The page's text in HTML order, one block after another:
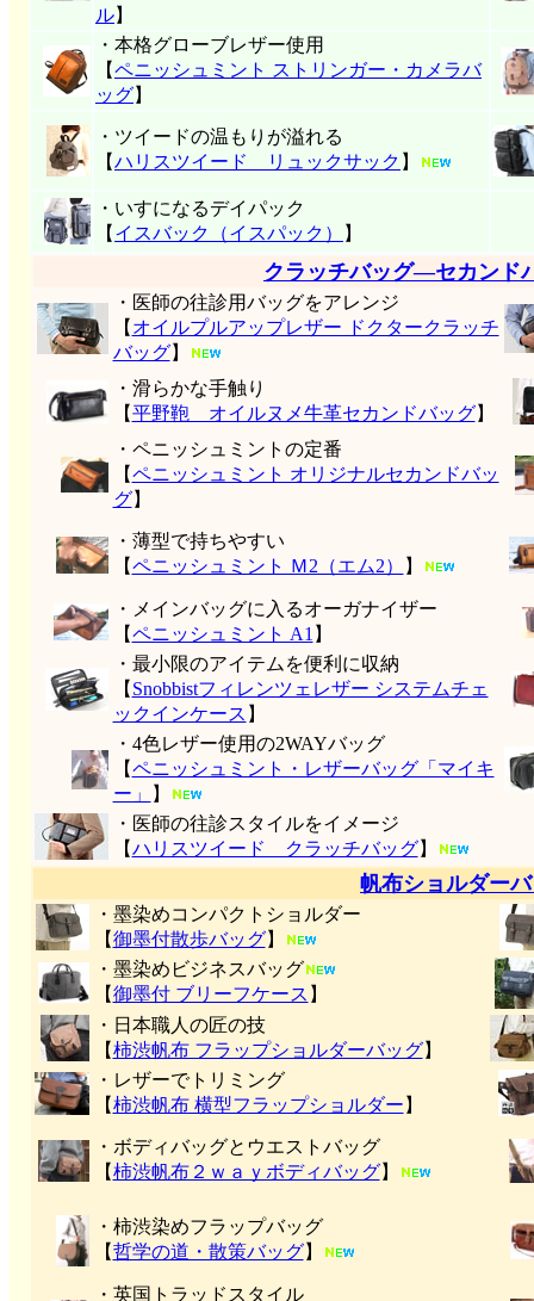
ル】
・本格グローブレザー使用
【ペニッシュミント ストリンガー・カメラバ
ッグ】
・ツイードの温もりが溢れる
【ハリスツイード リュックサック 】
・いすになるデイパック
【 イスバック（イスパック） 】
クラッチバッグ―セカンド
・医師の往診用バッグをアレンジ
【 オイルプルアップレザー ドクタークラッチ
バッグ】
・滑らかな手触り
【平野鞄 オイルヌメ牛革セカンドバッグ】
・ペニッシュミントの定番
【ペニッシュミント オリジナルセカンドバッ
グ】
・薄型で持ちやすい
【ペニッシュミント Ｍ2（エム2） 】
・メインバッグに入るオーガナイザー
【ペニッシュミント A1 】
・最小限のアイテムを便利に収納
【 Snobbistフィレンツェレザー システムチェ
ックインケース 】
・4色レザー使用の2WAYバッグ
【ペニッシュミント・レザーバッグ「マイキ
ー」
】
・医師の往診スタイルをイメージ
【ハリスツイード クラッチバッグ】
帆布ショルダー
・墨染めコンパクトショルダー
【御墨付散歩バッグ】
・墨染めビジネスバッグ
【御墨付 ブリーフケース 】
・日本職人の匠の技
【柿渋帆布 フラップショルダーバッグ】
・レザーでトリミング
【柿渋帆布 横型フラップショルダー 】
・ボディバッグとウエストバッグ
【柿渋帆布２ｗａｙボディバッグ】
・柿渋染めフラップバッグ
【哲学の道・散策バッグ】
・英国トラッドスタイル